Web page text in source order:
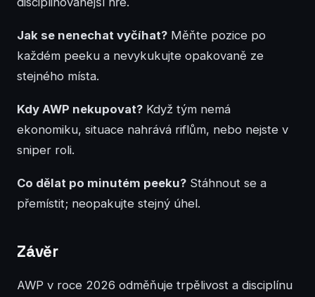
Jak se nenechat vyčíhat? Měňte pozice po
každém peeku a nevykukujte opakovaně ze
stejného místa.
Kdy AWP nekupovat? Když tým nemá
ekonomiku, situace nahrává riflům, nebo nejste v
sniper roli.
Co dělat po minutém peeku? Stáhnout se a
přemístit; neopakujte stejný úhel.
Závěr
AWP v roce 2026 odměňuje trpělivost a disciplínu